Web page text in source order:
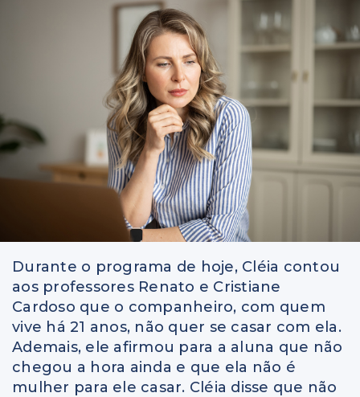
Durante o programa de hoje, Cléia contou
aos professores Renato e Cristiane
Cardoso que o companheiro, com quem
vive há 21 anos, não quer se casar com ela.
Ademais, ele afirmou para a aluna que não
chegou a hora ainda e que ela não é
mulher para ele casar. Cléia disse que não